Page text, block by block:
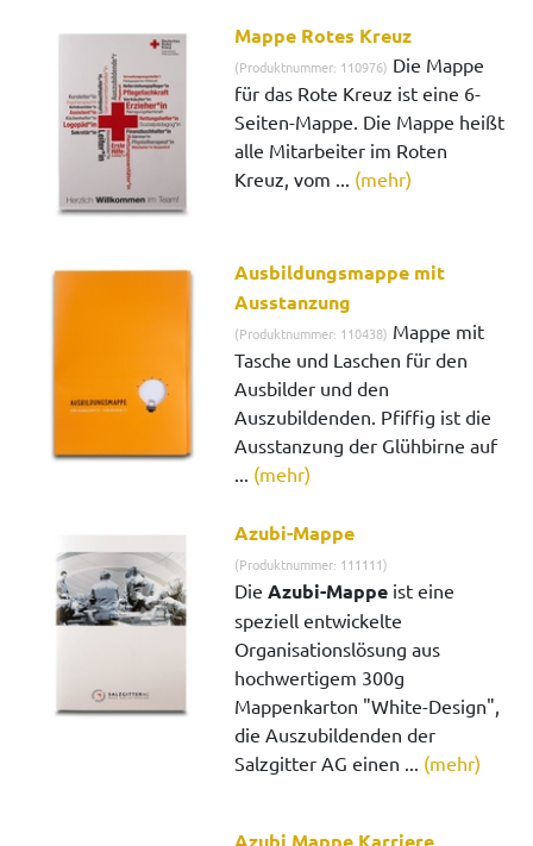
Mappe Rotes Kreuz
(Produktnummer: 110976) Die Mappe
für das Rote Kreuz ist eine 6-
Seiten-Mappe. Die Mappe heißt
alle Mitarbeiter im Roten
Kreuz, vom ... (mehr)
Ausbildungsmappe mit
Ausstanzung
(Produktnummer: 110438) Mappe mit
Tasche und Laschen für den
Ausbilder und den
Auszubildenden. Pfiffig ist die
Ausstanzung der Glühbirne auf
... (mehr)
Azubi-Mappe
(Produktnummer: 111111)
DieAzubi-Mappe ist eine
speziell entwickelte
Organisationslösung aus
hochwertigem 300g
Mappenkarton "White-Design",
die Auszubildenden der
Salzgitter AG einen ... (mehr)